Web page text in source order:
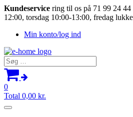
Kundeservice ring til os på 71 99 24
12:00, torsdag 10:00-13:00, fredag
Min konto/log ind
Søg
efter:
0
Total 0,00 kr.